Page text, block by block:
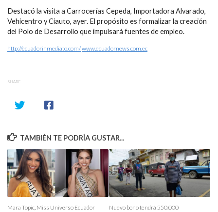
Destacó la visita a Carrocerías Cepeda, Importadora Alvarado,
Vehicentro y Ciauto, ayer. El propósito es formalizar la creación
del Polo de Desarrollo que impulsará fuentes de empleo.
http://ecuadorinmediato.com/www.ecuadornews.com.ec
SHARE
TAMBIÉN TE PODRÍA GUSTAR...
Mara Topic, Miss Universo Ecuador
Nuevo bono tendrá 550.000